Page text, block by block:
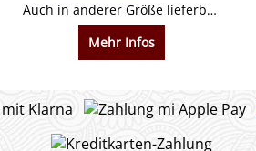
Auch in anderer Größe lieferbar.
Mehr Infos